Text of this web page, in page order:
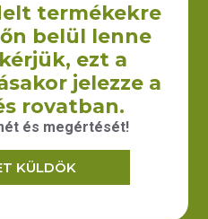
Kft. keretein
non woven táskák,
gyártását illetve
termékekre
belül lenne
ezt a
jelezze a
rovatban.
és megértését!
KÜLDÖK